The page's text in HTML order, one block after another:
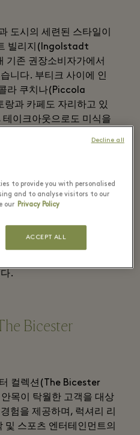
도시의 세련된 스타일이
빌리지(Ingolstadt
기존 권장소비자가에서
니다. 부티크 사이에 인
라 쿠치나(Piccola
과 카페도 자리하고 있
이크아웃으로도 미식을
, 핸즈프리 쇼핑, 심지어
서비스가 마련되어 있습
.
Bicester
컬렉션(The Bicester
목이 탁월한 고객을 대상
험을 제공하며, 럭셔리 리
및 스포츠 엔터테인먼트의
to provide you with personalised
and to analyse visitors to our
our Privacy Policy
ACCEPT ALL
Decline all